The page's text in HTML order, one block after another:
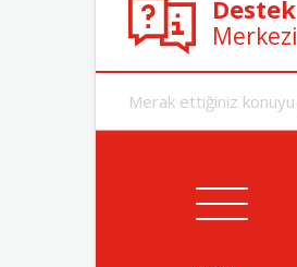
Destek
Merkezi